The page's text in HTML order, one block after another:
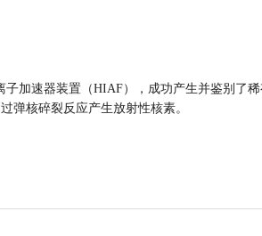
加速器装置（HIAF），成功产生并鉴别了
弹核碎裂反应产生放射性核素。